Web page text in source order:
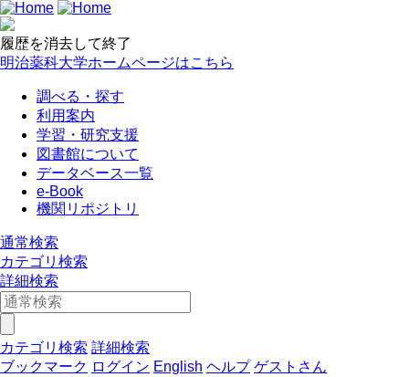
履歴を消去して終了
明治薬科大学ホームページはこちら
調べる・探す
利用案内
学習・研究支援
図書館について
データベース一覧
e-Book
機関リポジトリ
通常検索
カテゴリ検索
詳細検索
カテゴリ検索 詳細検索
ブックマーク ログイン English ヘルプ ゲストさん